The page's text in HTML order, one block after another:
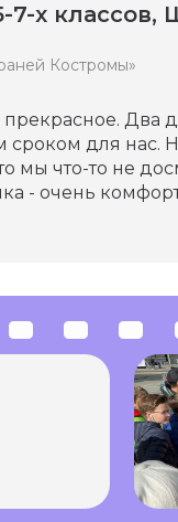
7-х классов,
Костромы»
прекрасное. Два
сроком для нас.
мы что-то не
- очень
туда и
без сувениров не
Чехов
Спасибо, что
нами напрямую
66-77
Telegram
WhatsApp